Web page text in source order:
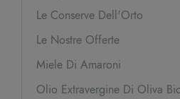
Le Conserve Dell'Orto
Le Nostre Offerte
Miele Di Amaroni
Olio Extravergine Di Oliva